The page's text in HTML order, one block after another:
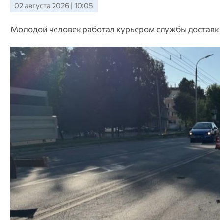
02 августа 2026 | 10:05
Молодой человек работал курьером службы